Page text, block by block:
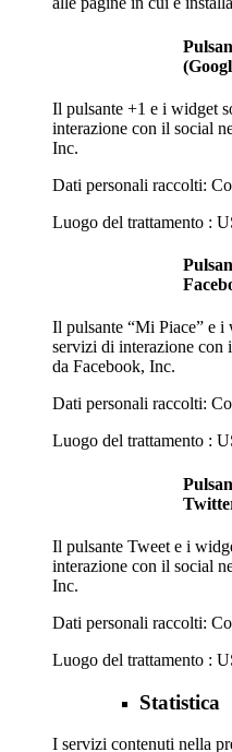
Il pulsante +1 e i widget
interazione con il social
Inc.
Dati personali raccolti:
Luogo del trattamento :
Il pulsante “Mi Piace” e
servizi di interazione con
da Facebook, Inc.
Dati personali raccolti:
Luogo del trattamento :
Il pulsante Tweet e i
interazione con il social
Inc.
Dati personali raccolti:
Luogo del trattamento :
Statistica
I servizi contenuti nella